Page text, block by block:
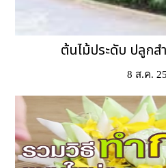
ต้นไม้ประดับ ปลูก
8 ส.ค.